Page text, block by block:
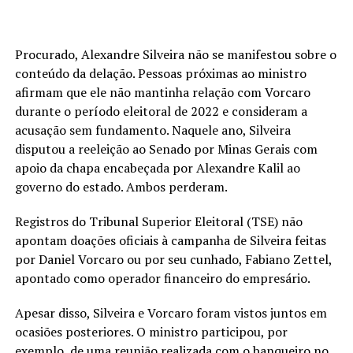
Procurado, Alexandre Silveira não se manifestou sobre o
conteúdo da delação. Pessoas próximas ao ministro
afirmam que ele não mantinha relação com Vorcaro
durante o período eleitoral de 2022 e consideram a
acusação sem fundamento. Naquele ano, Silveira
disputou a reeleição ao Senado por Minas Gerais com
apoio da chapa encabeçada por Alexandre Kalil ao
governo do estado. Ambos perderam.
Registros do Tribunal Superior Eleitoral (TSE) não
apontam doações oficiais à campanha de Silveira feitas
por Daniel Vorcaro ou por seu cunhado, Fabiano Zettel,
apontado como operador financeiro do empresário.
Apesar disso, Silveira e Vorcaro foram vistos juntos em
ocasiões posteriores. O ministro participou, por